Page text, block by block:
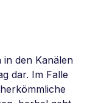
in den Kanälen
dar. Im Falle